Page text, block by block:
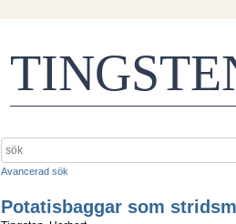
Avancerad sök
Potatisbaggar som